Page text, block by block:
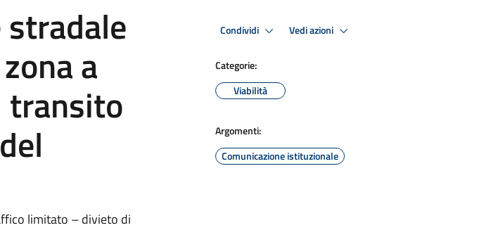
a
limitato – divieto di
Condividi Vedi azioni
Categorie:
Viabilità
Argomenti:
Comunicazione istituzionale